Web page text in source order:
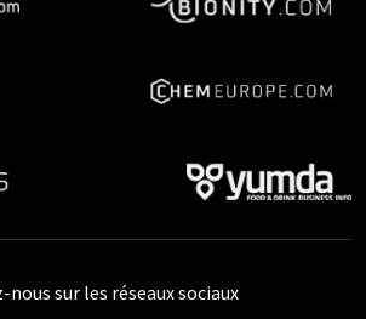
nous sur les réseaux sociaux